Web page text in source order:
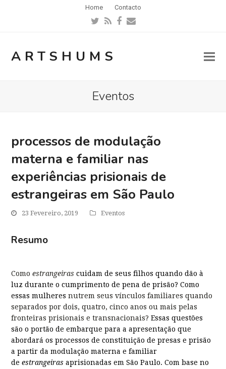
Home Contacto
Twitter
RSSFacebook
Email
ARTSHUMS
Eventos
processos de modulação
materna e familiar nas
experiências prisionais de
estrangeiras em São Paulo
23 Fevereiro, 2019 Eventos
Resumo
Comoestrangeiras cuidam de seus filhos quando dão à
luz durante o cumprimento de pena de prisão? Como
essas mulheresnutrem seus vínculos familiares quando
separados por dois, quatro, cinco anos ou mais pelas
fronteiras prisionais e transnacionais? Essas questões
são o portão de embarque para a apresentação que
abordará os processos de constituição de presas e prisão
a partir da modulação materna e familiar
deestrangeiras aprisionadas em São Paulo. Com base no